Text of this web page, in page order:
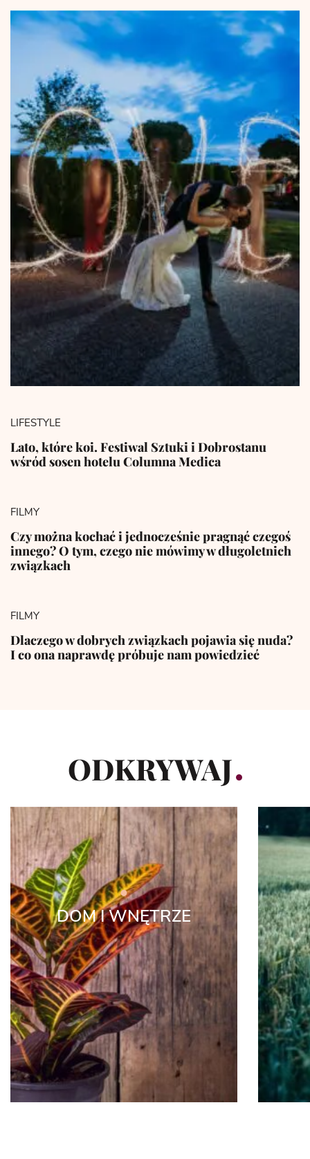
LIFESTYLE
Lato, które koi. Festiwal Sztuki i Dobrostanu
wśród sosen hotelu Columna Medica
FILMY
Czy można kochać i jednocześnie pragnąć czegoś
innego? O tym, czego nie mówimy w długoletnich
związkach
FILMY
Dlaczego w dobrych związkach pojawia się nuda?
I co ona naprawdę próbuje nam powiedzieć
ODKRYWAJ
DOM I WNĘTRZE